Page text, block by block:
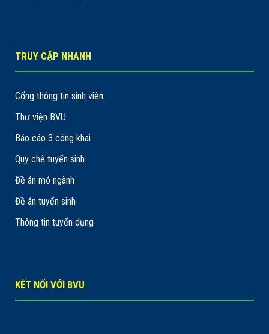
TRUY CẬP NHANH
Cổng thông tin sinh viên
Thư viện BVU
Báo cáo 3 công khai
Quy chế tuyển sinh
Đề án mở ngành
Đề án tuyển sinh
Thông tin tuyển dụng
KẾT NỐI VỚI BVU